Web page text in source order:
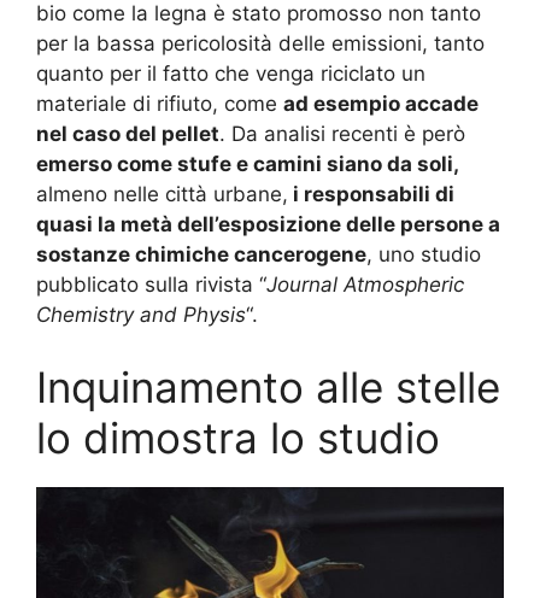
bio come la legna è stato promosso non tanto
per la bassa pericolosità delle emissioni, tanto
quanto per il fatto che venga riciclato un
materiale di rifiuto, come ad esempio accade
nel caso del pellet. Da analisi recenti è però
emerso come stufe e camini siano da soli,
almeno nelle città urbane, i responsabili di
quasi la metà dell’esposizione delle persone a
sostanze chimiche cancerogene, uno studio
pubblicato sulla rivista “Journal Atmospheric
Chemistry and Physis“.
Inquinamento alle stelle
lo dimostra lo studio